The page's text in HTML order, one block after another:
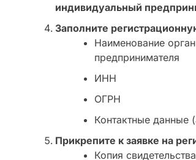
индивидуальный
Заполните
Наименование
предпринимателя
ИНН
ОГРН
Контактные данные
Прикрепите к заявке на
Копия